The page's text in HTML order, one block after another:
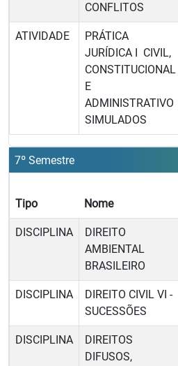
CONFLITOS
ATIVIDADE
PRÁTICA
JURÍDICA I  CIVIL,
CONSTITUCIONAL
E
ADMINISTRATIVO
SIMULADOS
7º Semestre
Tipo Nome
DISCIPLINA
DIREITO
AMBIENTAL
BRASILEIRO
DISCIPLINA
DIREITO CIVIL VI -
SUCESSÕES
DISCIPLINA
DIREITOS
DIFUSOS,